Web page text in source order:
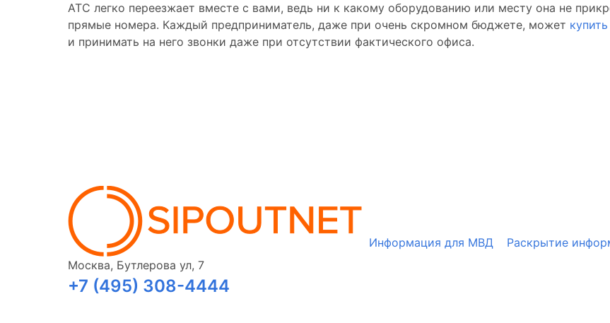
АТС легко переезжает вместе с вами, ведь ни к какому оборудованию или месту она не
прямые номера. Каждый предприниматель, даже при очень скромном бюджете, может
и принимать на него звонки даже при отсутствии фактического офиса.
Москва, Бутлерова ул, 7
+7 (495) 308-4444
Информация для МВД Раскрытие